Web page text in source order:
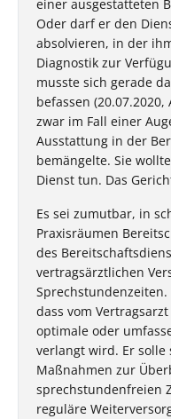
einer ausgestatteten
Oder darf er den
absolvieren, in der
Diagnostik zur
musste sich gerade
befassen (20.07.2020,
zwar im Fall einer
Ausstattung in der
bemängelte. Sie
Dienst tun. Das
Es sei zumutbar, in
Praxisräumen
des
vertragsärztlichen
dass vom
optimale oder
verlangt wird. Er
Maßnahmen zur
sprechstundenfreien
reguläre